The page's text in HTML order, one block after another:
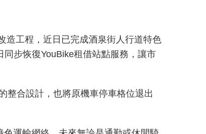
造工程，近日已完成酒泉街人行道特色
步恢復YouBike租借站點服務，讓市
整合設計，也將原機車停車格位退出